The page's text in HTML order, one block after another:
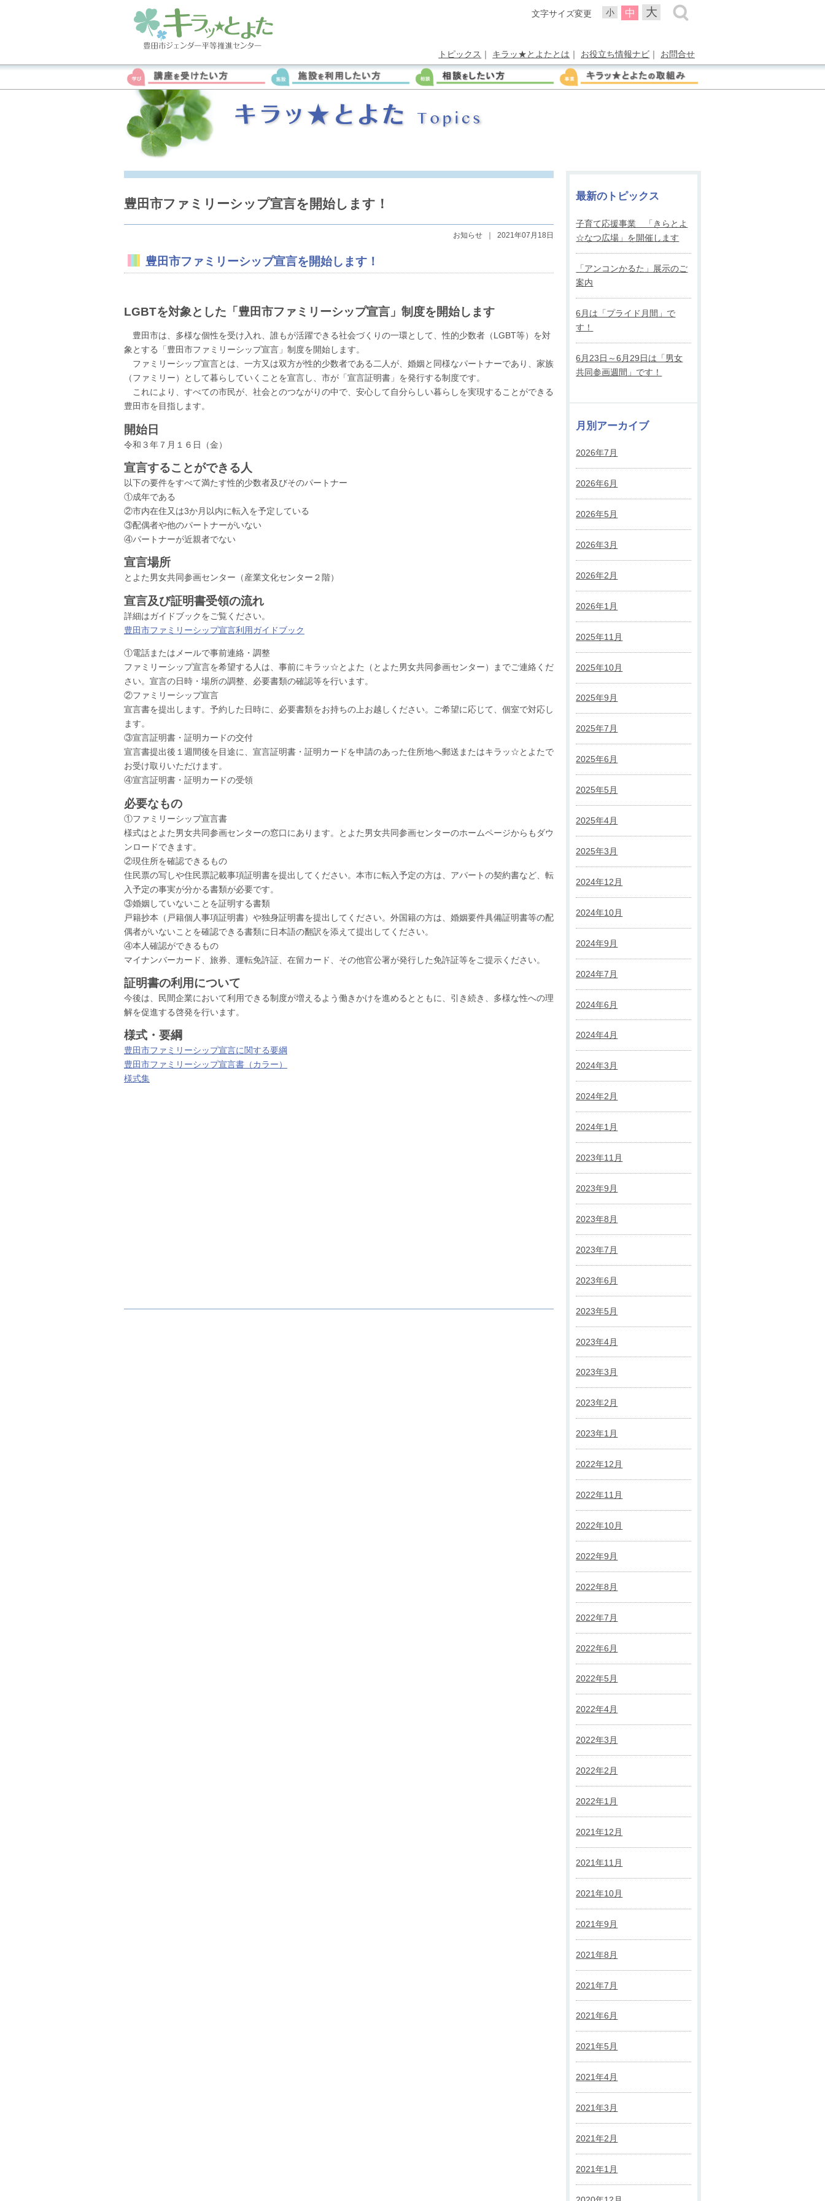
小 中 大
文字サイズ変更
トピックス ｜ キラッ★とよたとは ｜ お役立ち情報ナビ ｜ お問合せ
豊田市ファミリーシップ宣言を開始します！
お知らせ ｜ 2021年07月18日
豊田市ファミリーシップ宣言を開始します！
LGBTを対象とした「豊田市ファミリーシップ宣言」制度を開始します
豊田市は、多様な個性を受け入れ、誰もが活躍できる社会づくりの一環として、性的少数者（LGBT等）を対
象とする「豊田市ファミリーシップ宣言」制度を開始します。
ファミリーシップ宣言とは、一方又は双方が性的少数者である二人が、婚姻と同様なパートナーであり、家族
（ファミリー）として暮らしていくことを宣言し、市が「宣言証明書」を発行する制度です。
これにより、すべての市民が、社会とのつながりの中で、安心して自分らしい暮らしを実現することができる
豊田市を目指します。
開始日
令和３年７月１６日（金）
宣言することができる人
以下の要件をすべて満たす性的少数者及びそのパートナー
①成年である
②市内在住又は3か月以内に転入を予定している
③配偶者や他のパートナーがいない
④パートナーが近親者でない
宣言場所
とよた男女共同参画センター（産業文化センター２階）
宣言及び証明書受領の流れ
詳細はガイドブックをご覧ください。
豊田市ファミリーシップ宣言利用ガイドブック
①電話またはメールで事前連絡・調整
ファミリーシップ宣言を希望する人は、事前にキラッ☆とよた（とよた男女共同参画センター）までご連絡くだ
さい。宣言の日時・場所の調整、必要書類の確認等を行います。
②ファミリーシップ宣言
宣言書を提出します。予約した日時に、必要書類をお持ちの上お越しください。ご希望に応じて、個室で対応し
ます。
③宣言証明書・証明カードの交付
宣言書提出後１週間後を目途に、宣言証明書・証明カードを申請のあった住所地へ郵送またはキラッ☆とよたで
お受け取りいただけます。
④宣言証明書・証明カードの受領
必要なもの
①ファミリーシップ宣言書
様式はとよた男女共同参画センターの窓口にあります。とよた男女共同参画センターのホームページからもダウ
ンロードできます。
②現住所を確認できるもの
住民票の写しや住民票記載事項証明書を提出してください。本市に転入予定の方は、アパートの契約書など、転
入予定の事実が分かる書類が必要です。
③婚姻していないことを証明する書類
戸籍抄本（戸籍個人事項証明書）や独身証明書を提出してください。外国籍の方は、婚姻要件具備証明書等の配
偶者がいないことを確認できる書類に日本語の翻訳を添えて提出してください。
④本人確認ができるもの
マイナンバーカード、旅券、運転免許証、在留カード、その他官公署が発行した免許証等をご提示ください。
証明書の利用について
今後は、民間企業において利用できる制度が増えるよう働きかけを進めるとともに、引き続き、多様な性への理
解を促進する啓発を行います。
様式・要綱
豊田市ファミリーシップ宣言に関する要綱
豊田市ファミリーシップ宣言書（カラー）
様式集
最新のトピックス
子育て応援事業 「きらとよ
☆なつ広場」を開催します
「アンコンかるた」展示のご
案内
6月は「プライド月間」で
す！
6月23日～6月29日は「男女
共同参画週間」です！
月別アーカイブ
2026年7月
2026年6月
2026年5月
2026年3月
2026年2月
2026年1月
2025年11月
2025年10月
2025年9月
2025年7月
2025年6月
2025年5月
2025年4月
2025年3月
2024年12月
2024年10月
2024年9月
2024年7月
2024年6月
2024年4月
2024年3月
2024年2月
2024年1月
2023年11月
2023年9月
2023年8月
2023年7月
2023年6月
2023年5月
2023年4月
2023年3月
2023年2月
2023年1月
2022年12月
2022年11月
2022年10月
2022年9月
2022年8月
2022年7月
2022年6月
2022年5月
2022年4月
2022年3月
2022年2月
2022年1月
2021年12月
2021年11月
2021年10月
2021年9月
2021年8月
2021年7月
2021年6月
2021年5月
2021年4月
2021年3月
2021年2月
2021年1月